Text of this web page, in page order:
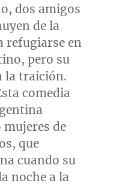
dos amigos
de la
refugiarse en
pero su
la traición.
comedia
mujeres de
que
cuando su
noche a la